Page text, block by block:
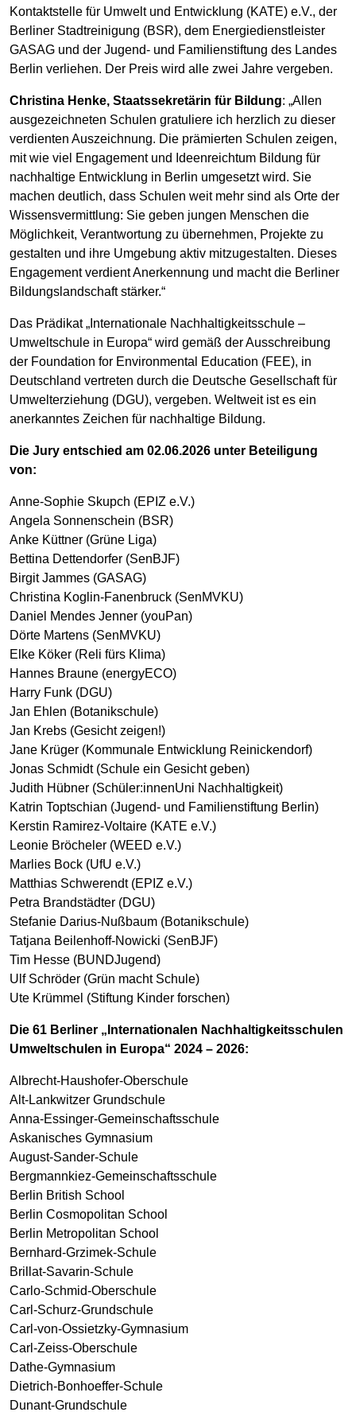
Kontaktstelle für Umwelt und Entwicklung (KATE) e.V., der
Berliner Stadtreinigung (BSR), dem Energiedienstleister
GASAG und der Jugend- und Familienstiftung des Landes
Berlin verliehen. Der Preis wird alle zwei Jahre vergeben.
Christina Henke, Staatssekretärin für Bildung: „Allen
ausgezeichneten Schulen gratuliere ich herzlich zu dieser
verdienten Auszeichnung. Die prämierten Schulen zeigen,
mit wie viel Engagement und Ideenreichtum Bildung für
nachhaltige Entwicklung in Berlin umgesetzt wird. Sie
machen deutlich, dass Schulen weit mehr sind als Orte der
Wissensvermittlung: Sie geben jungen Menschen die
Möglichkeit, Verantwortung zu übernehmen, Projekte zu
gestalten und ihre Umgebung aktiv mitzugestalten. Dieses
Engagement verdient Anerkennung und macht die Berliner
Bildungslandschaft stärker.“
Das Prädikat „Internationale Nachhaltigkeitsschule –
Umweltschule in Europa“ wird gemäß der Ausschreibung
der Foundation for Environmental Education (FEE), in
Deutschland vertreten durch die Deutsche Gesellschaft für
Umwelterziehung (DGU), vergeben. Weltweit ist es ein
anerkanntes Zeichen für nachhaltige Bildung.
Die Jury entschied am 02.06.2026 unter Beteiligung
von:
Anne-Sophie Skupch (EPIZ e.V.)
Angela Sonnenschein (BSR)
Anke Küttner (Grüne Liga)
Bettina Dettendorfer (SenBJF)
Birgit Jammes (GASAG)
Christina Koglin-Fanenbruck (SenMVKU)
Daniel Mendes Jenner (youPan)
Dörte Martens (SenMVKU)
Elke Köker (Reli fürs Klima)
Hannes Braune (energyECO)
Harry Funk (DGU)
Jan Ehlen (Botanikschule)
Jan Krebs (Gesicht zeigen!)
Jane Krüger (Kommunale Entwicklung Reinickendorf)
Jonas Schmidt (Schule ein Gesicht geben)
Judith Hübner (Schüler:innenUni Nachhaltigkeit)
Katrin Toptschian (Jugend- und Familienstiftung Berlin)
Kerstin Ramirez-Voltaire (KATE e.V.)
Leonie Bröcheler (WEED e.V.)
Marlies Bock (UfU e.V.)
Matthias Schwerendt (EPIZ e.V.)
Petra Brandstädter (DGU)
Stefanie Darius-Nußbaum (Botanikschule)
Tatjana Beilenhoff-Nowicki (SenBJF)
Tim Hesse (BUNDJugend)
Ulf Schröder (Grün macht Schule)
Ute Krümmel (Stiftung Kinder forschen)
Die 61 Berliner „Internationalen Nachhaltigkeitsschulen
Umweltschulen in Europa“ 2024 – 2026:
Albrecht-Haushofer-Oberschule
Alt-Lankwitzer Grundschule
Anna-Essinger-Gemeinschaftsschule
Askanisches Gymnasium
August-Sander-Schule
Bergmannkiez-Gemeinschaftsschule
Berlin British School
Berlin Cosmopolitan School
Berlin Metropolitan School
Bernhard-Grzimek-Schule
Brillat-Savarin-Schule
Carlo-Schmid-Oberschule
Carl-Schurz-Grundschule
Carl-von-Ossietzky-Gymnasium
Carl-Zeiss-Oberschule
Dathe-Gymnasium
Dietrich-Bonhoeffer-Schule
Dunant-Grundschule